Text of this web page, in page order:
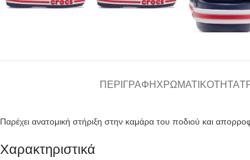
ΠΕΡΙΓΡΑΦΉ ΧΡΩΜΑΤΙΚΌΤΗΤΑ
Παρέχει ανατομική στήριξη στην καμάρα του ποδιού και
Χαρακτηριστικά